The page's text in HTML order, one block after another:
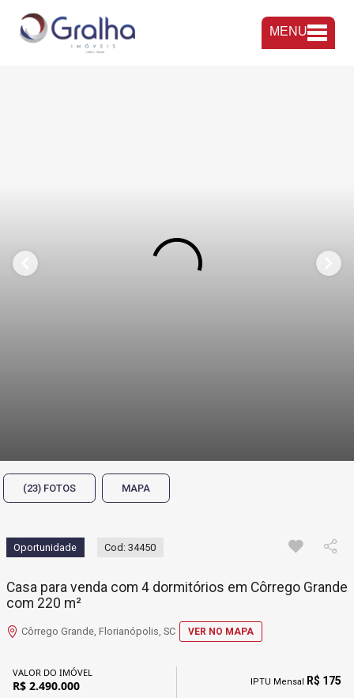
MENU
(23) FOTOS MAPA
Oportunidade Cod: 34450
Casa para venda com 4 dormitórios em Côrrego Grande
com 220 m²
Côrrego Grande, Florianópolis, SC VER NO MAPA
VALOR DO IMÓVEL
R$ 2.490.000 IPTU Mensal R$ 175